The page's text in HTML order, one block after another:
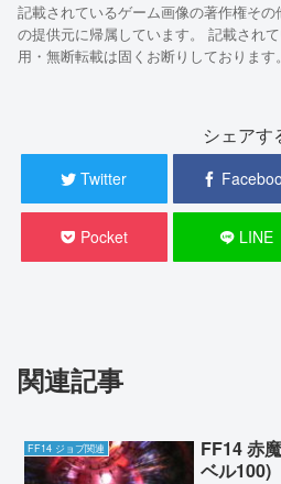
記載されているゲーム画像の著作権そ
の提供元に帰属しています。 記載され
用・無断転載は固くお断りしております。
シェアす
Twitter
Pocket LINE
関連記事
FF14 ジョブ関連
FF14 赤
ベル100)